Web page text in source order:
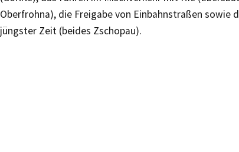
Oberfrohna), die Freigabe von Einbahnstraßen sowie
jüngster Zeit (beides Zschopau).